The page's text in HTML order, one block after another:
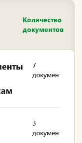
Количество
документов
7
документов
3
документа